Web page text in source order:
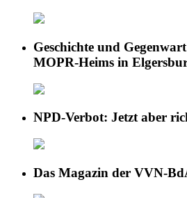
Geschichte und
MOPR-Heims in
NPD-Verbot: Jetzt aber
Das Magazin der VVN-